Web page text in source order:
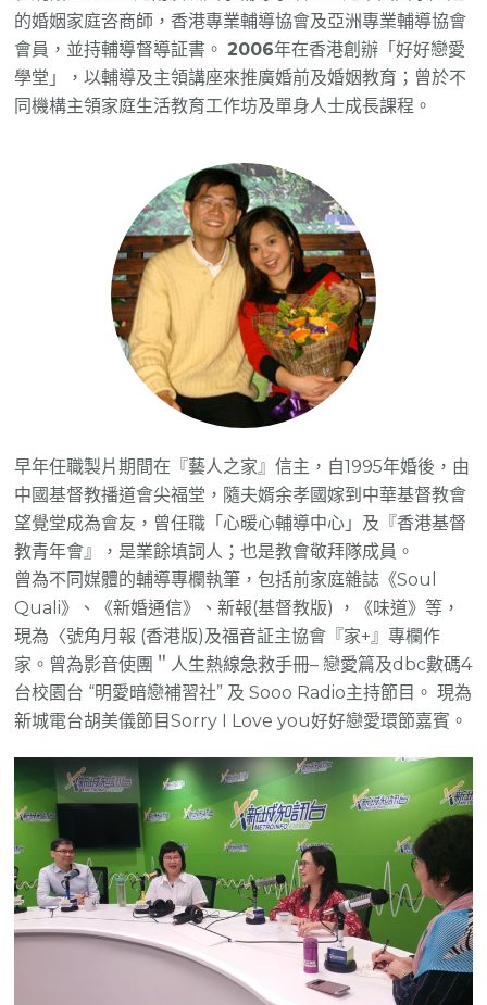
的婚姻家庭咨商師，香港專業輔導協會及亞洲專業輔導協會
會員，並持輔導督導証書。 2006年在香港創辦「好好戀愛
學堂」，以輔導及主領講座來推廣婚前及婚姻教育；曾於不
同機構主領家庭生活教育工作坊及單身人士成長課程。
早年任職製片期間在『藝人之家』信主，自1995年婚後，由
中國基督教播道會尖福堂，隨夫婿余孝國嫁到中華基督教會
望覺堂成為會友，曾任職「心暖心輔導中心」及『香港基督
教青年會』，是業餘填詞人；也是教會敬拜隊成員。
曾為不同媒體的輔導專欄執筆，包括前家庭雜誌《Soul
Quali》、《新婚通信》、新報(基督教版) ，《味道》等，
現為〈號角月報 (香港版)及福音証主協會『家+』專欄作
家。曾為影音使團＂人生熱線急救手冊– 戀愛篇及dbc數碼4
台校園台 “明愛暗戀補習社” 及 Sooo Radio主持節目。 現為
新城電台胡美儀節目Sorry I Love you好好戀愛環節嘉賓。